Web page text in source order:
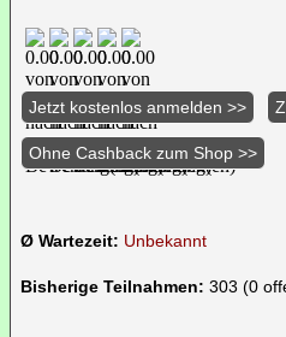
Ø Wartezeit: Unbekannt
Bisherige Teilnahmen: 303 (0